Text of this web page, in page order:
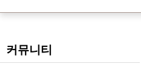
커뮤니티